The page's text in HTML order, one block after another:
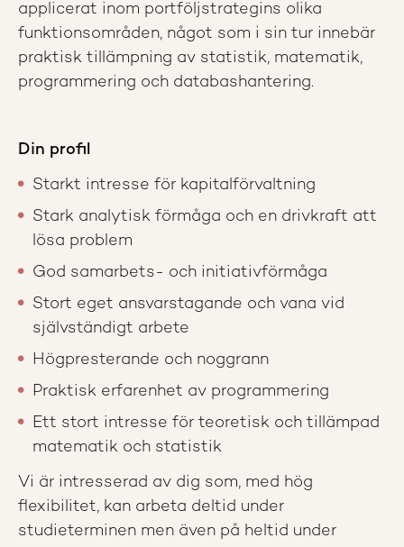
applicerat inom portföljstrategins olika
funktionsområden, något som i sin tur innebär
praktisk tillämpning av statistik, matematik,
programmering och databashantering.
Din profil
Starkt intresse för kapitalförvaltning
Stark analytisk förmåga och en drivkraft att
lösa problem
God samarbets- och initiativförmåga
Stort eget ansvarstagande och vana vid
självständigt arbete
Högpresterande och noggrann
Praktisk erfarenhet av programmering
Ett stort intresse för teoretisk och tillämpad
matematik och statistik
Vi är intresserad av dig som, med hög
flexibilitet, kan arbeta deltid under
studieterminen men även på heltid under